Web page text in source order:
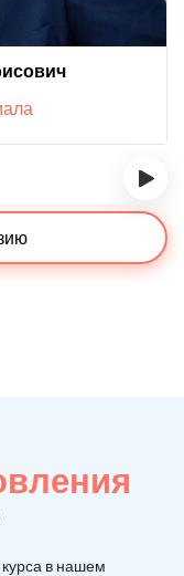
›
в нашем